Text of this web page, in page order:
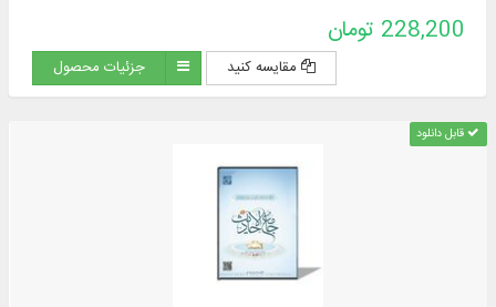
228,200 تومان
مقایسه کنید جزئیات محصول
قابل دانلود